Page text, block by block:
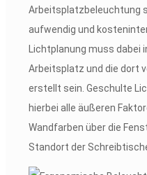
Arbeitsplatzbeleuchtung
aufwendig und
Lichtplanung muss dabei
Arbeitsplatz und die dort
erstellt sein. Geschulte
hierbei alle äußeren
Wandfarben über die
Standort der